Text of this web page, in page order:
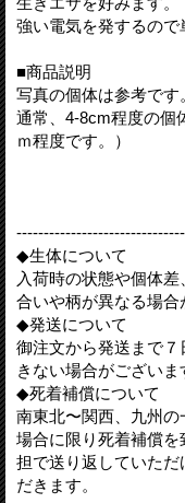
強い電気を発するので
■商品説明
写真の個体は参考です
通常、4-8cm程度の個
ｍ程度です。）
◆生体について
入荷時の状態や個体
合いや柄が異なる場合
◆発送について
御注文から発送まで
きない場合がございま
◆死着補償について
南東北〜関西、九州
場合に限り死着補償
担で送り返していた
だきます。